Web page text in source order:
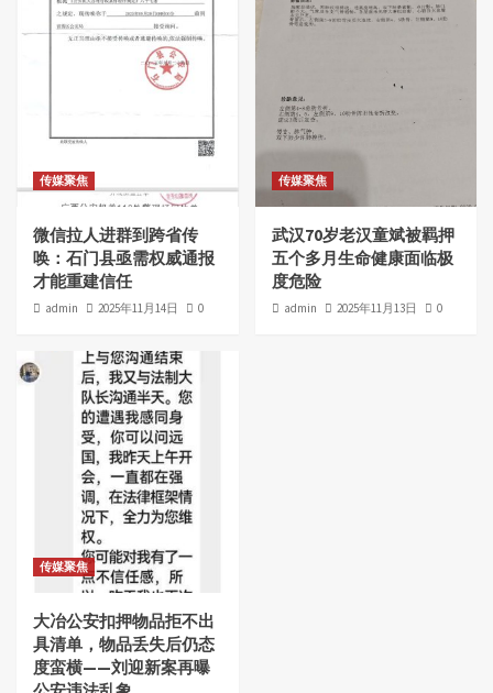
传媒聚焦
微信拉人进群到跨省传
唤：石门县亟需权威通报
才能重建信任
admin 2025年11月14日 0
传媒聚焦
武汉70岁老汉童斌被羁押
五个多月生命健康面临极
度危险
admin 2025年11月13日 0
传媒聚焦
大冶公安扣押物品拒不出
具清单，物品丢失后仍态
度蛮横——刘迎新案再曝